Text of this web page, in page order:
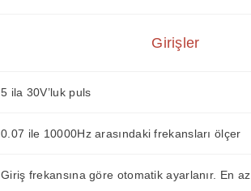
Girişler
5 ila 30V’luk puls
0.07 ile 10000Hz arasındaki frekansları ölçer
Giriş frekansına göre otomatik ayarlanır. En